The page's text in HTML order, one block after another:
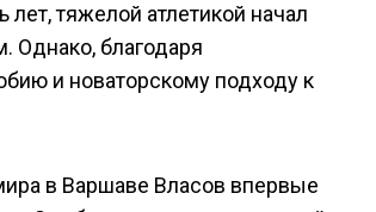
тяжелой атлетикой начал
Однако, благодаря
и новаторскому подходу к
в Варшаве Власов впервые